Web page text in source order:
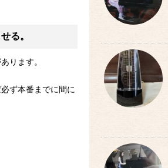
る。
ります。
ず本番までに間に